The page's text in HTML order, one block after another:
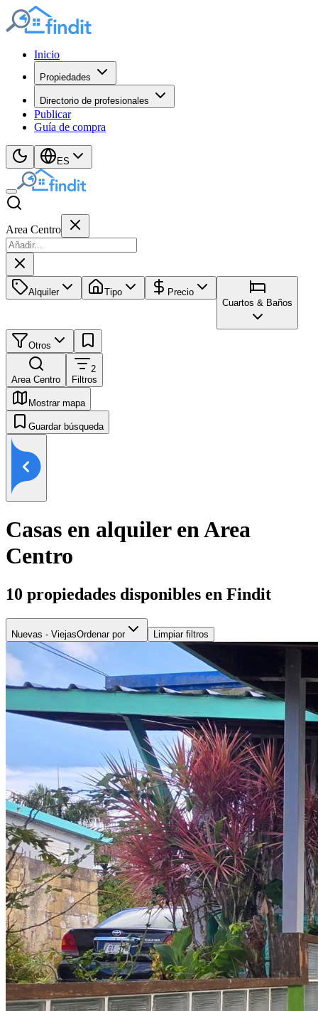
Inicio
Propiedades
Directorio de profesionales
Publicar
Guía de compra
ES
Area Centro
Alquiler Tipo
Precio
Cuartos & Baños
Otros
Area Centro
2
Filtros
Mostrar mapa
Guardar búsqueda
Casas en alquiler en Area
Centro
10 propiedades disponibles en Findit
Nuevas - ViejasOrdenar por Limpiar filtros